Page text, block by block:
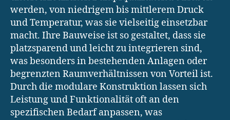
werden, von niedrigem bis mittlerem Druck
und Temperatur, was sie vielseitig einsetzbar
macht. Ihre Bauweise ist so gestaltet, dass sie
platzsparend und leicht zu integrieren sind,
was besonders in bestehenden Anlagen oder
begrenzten Raumverhältnissen von Vorteil ist.
Durch die modulare Konstruktion lassen sich
Leistung und Funktionalität oft an den
spezifischen Bedarf anpassen, was